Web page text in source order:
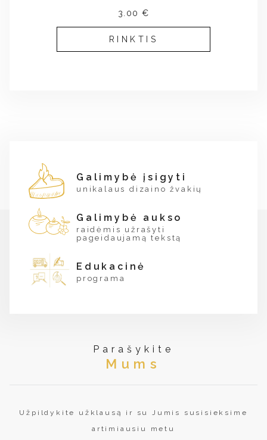
3.00 €
RINKTIS
Galimybė įsigyti
unikalaus dizaino žvakių
Galimybė aukso
raidėmis užrašyti
pageidaujamą tekstą
Edukacinė
programa
Parašykite
Mums
Užpildykite užklausą ir su Jumis susisieksime
artimiausiu metu